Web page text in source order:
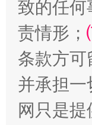
漫山遍野的桃花
致的任何
责情形；
条款方
并承担
网只是